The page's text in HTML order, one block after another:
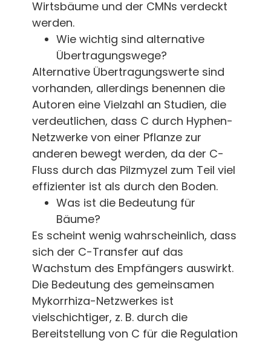
Wirtsbäume und der CMNs verdeckt
werden.
Wie wichtig sind alternative
Übertragungswege?
Alternative Übertragungswerte sind
vorhanden, allerdings benennen die
Autoren eine Vielzahl an Studien, die
verdeutlichen, dass C durch Hyphen-
Netzwerke von einer Pflanze zur
anderen bewegt werden, da der C-
Fluss durch das Pilzmyzel zum Teil viel
effizienter ist als durch den Boden.
Was ist die Bedeutung für
Bäume?
Es scheint wenig wahrscheinlich, dass
sich der C-Transfer auf das
Wachstum des Empfängers auswirkt.
Die Bedeutung des gemeinsamen
Mykorrhiza-Netzwerkes ist
vielschichtiger, z. B. durch die
Bereitstellung von C für die Regulation